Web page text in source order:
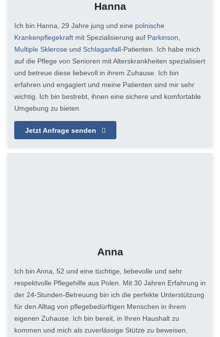
Hanna
Ich bin Hanna, 29 Jahre jung und eine polnische
Krankenpflegekraft mit Spezialisierung auf Parkinson,
Multiple Sklerose und Schlaganfall-Patienten. Ich habe mich
auf die Pflege von Senioren mit Alterskrankheiten spezialisiert
und betreue diese liebevoll in ihrem Zuhause. Ich bin
erfahren und engagiert und meine Patienten sind mir sehr
wichtig. Ich bin bestrebt, ihnen eine sichere und komfortable
Umgebung zu bieten.
Jetzt Anfrage senden
Anna
Ich bin Anna, 52 und eine tüchtige, liebevolle und sehr
respektvolle Pflegehilfe aus Polen. Mit 30 Jahren Erfahrung in
der 24-Stunden-Betreuung bin ich die perfekte Unterstützung
für den Alltag von pflegebedürftigen Menschen in ihrem
eigenen Zuhause. Ich bin bereit, in Ihren Haushalt zu
kommen und mich als zuverlässige Stütze zu beweisen.